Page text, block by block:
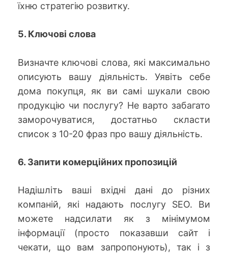
їхню стратегію розвитку.
5. Ключові слова
Визначте ключові слова, які максимально
описують вашу діяльність. Уявіть себе
дома покупця, як ви самі шукали свою
продукцію чи послугу? Не варто забагато
заморочуватися, достатньо скласти
список з 10-20 фраз про вашу діяльність.
6. Запити комерційних пропозицій
Надішліть ваші вхідні дані до різних
компаній, які надають послугу SEO. Ви
можете надсилати як з мінімумом
інформації (просто показавши сайт і
чекати, що вам запропонують), так і з